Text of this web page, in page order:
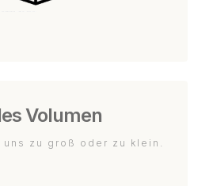
Volumen
zu groß oder zu klein.